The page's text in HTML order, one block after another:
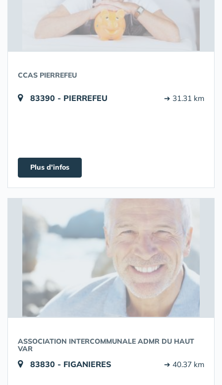
CCAS PIERREFEU
83390 - PIERREFEU ➔ 31.31 km
Plus d'infos
ASSOCIATION INTERCOMMUNALE ADMR DU HAUT
VAR
83830 - FIGANIERES ➔ 40.37 km